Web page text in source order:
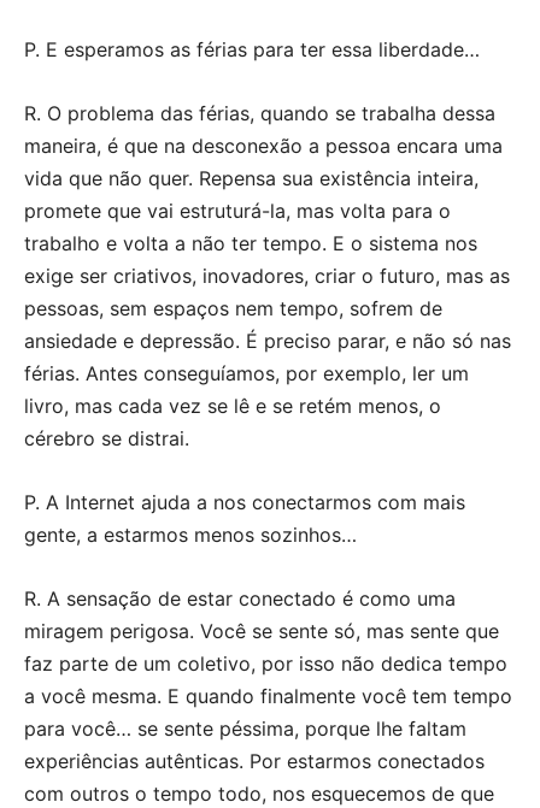
P. E esperamos as férias para ter essa liberdade…
R. O problema das férias, quando se trabalha dessa
maneira, é que na desconexão a pessoa encara uma
vida que não quer. Repensa sua existência inteira,
promete que vai estruturá-la, mas volta para o
trabalho e volta a não ter tempo. E o sistema nos
exige ser criativos, inovadores, criar o futuro, mas as
pessoas, sem espaços nem tempo, sofrem de
ansiedade e depressão. É preciso parar, e não só nas
férias. Antes conseguíamos, por exemplo, ler um
livro, mas cada vez se lê e se retém menos, o
cérebro se distrai.
P. A Internet ajuda a nos conectarmos com mais
gente, a estarmos menos sozinhos…
R. A sensação de estar conectado é como uma
miragem perigosa. Você se sente só, mas sente que
faz parte de um coletivo, por isso não dedica tempo
a você mesma. E quando finalmente você tem tempo
para você… se sente péssima, porque lhe faltam
experiências autênticas. Por estarmos conectados
com outros o tempo todo, nos esquecemos de que